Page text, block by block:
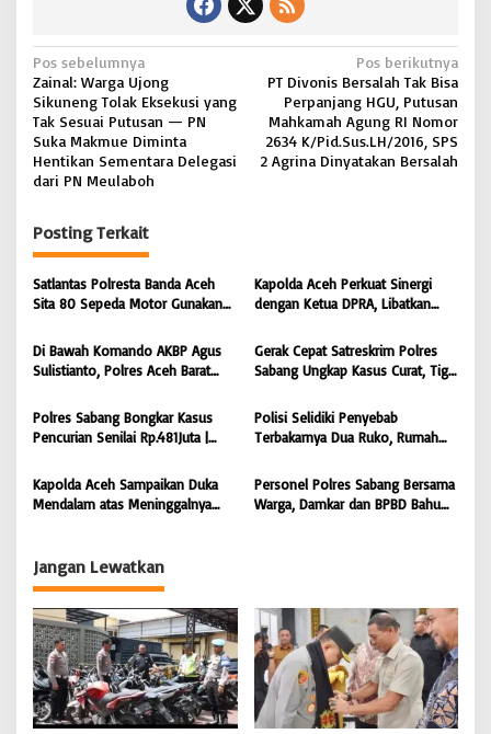
N
a
v
i
g
a
s
i
p
o
s
Pos sebelumnya
Zainal: Warga Ujong
Sikuneng Tolak Eksekusi yang
Tak Sesuai Putusan — PN
Suka Makmue Diminta
Hentikan Sementara Delegasi
dari PN Meulaboh
Pos berikutnya
PT Divonis Bersalah Tak Bisa
Perpanjang HGU, Putusan
Mahkamah Agung RI Nomor
2634 K/Pid.Sus.LH/2016, SPS
2 Agrina Dinyatakan Bersalah
Posting Terkait
Satlantas Polresta Banda Aceh
Sita 80 Sepeda Motor Gunakan
BONGKAR’Perkara.com
Kapolda Aceh Perkuat Sinergi
dengan Ketua DPRA, Libatkan
Kamtibmas dan Dukung
Pembangunan Aceh |
BONGKAR’Perkara.com
Di Bawah Komando AKBP Agus
Sulistianto, Polres Aceh Barat
Kilogram Ganja Avatar photo |
BONGKAR ‘Perkara.com
Gerak Cepat Satreskrim Polres
Sabang Ungkap Kasus Curat, Tiga
‘Perkara.com
Polres Sabang Bongkar Kasus
Pencurian Senilai Rp.481Juta |
Polisi Selidiki Penyebab
Terbakarnya Dua Ruko, Rumah
Timur Banda Aceh |
BONGKAR’Perkara.com
Kapolda Aceh Sampaikan Duka
Mendalam atas Meninggalnya
Narkotika | BONGKAR’Perkara.com
Personel Polres Sabang Bersama
Warga, Damkar dan BPBD Bahu
Jangan Lewatkan